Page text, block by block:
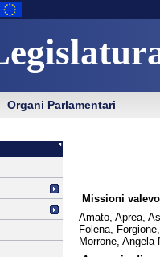
Organi Parlamentari
Missioni
Amato, Aprea,
Folena,
Morrone,